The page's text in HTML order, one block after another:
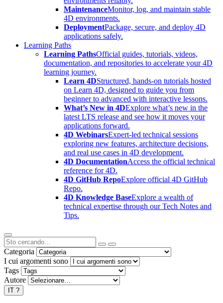
MaintenanceMonitor, log, and maintain stable
4D environments.
DeploymentPackage, secure, and deploy 4D
applications safely.
Learning Paths
Learning PathsOfficial guides, tutorials, videos,
documentation, and repositories to accelerate your 4D
learning journey.
Learn 4DStructured, hands-on tutorials hosted
on Learn 4D, designed to guide you from
beginner to advanced with interactive lessons.
What’s New in 4DExplore what’s new in the
latest LTS release and see how it moves your
applications forward.
4D WebinarsExpert-led technical sessions
exploring new features, architecture decisions,
and real use cases in 4D development.
4D DocumentationAccess the official technical
reference for 4D.
4D GitHub RepoExplore official 4D GitHub
Repo.
4D Knowledge BaseExplore a wealth of
technical expertise through our Tech Notes and
Tips.
Categoria
I cui argomenti sono
Tags
Autore
IT ?